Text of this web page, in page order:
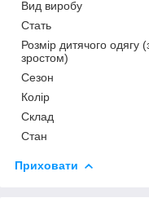
Вид виробу
Стать
Розмір дитячого одягу
зростом)
Сезон
Колір
Склад
Стан
Приховати